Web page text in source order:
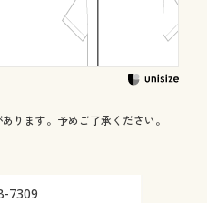
ります。予めご了承ください。
7309